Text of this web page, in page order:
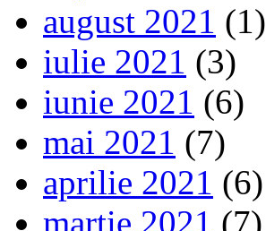
august 2021 (1)
iulie 2021 (3)
iunie 2021 (6)
mai 2021 (7)
aprilie 2021 (6)
martie 2021 (7)